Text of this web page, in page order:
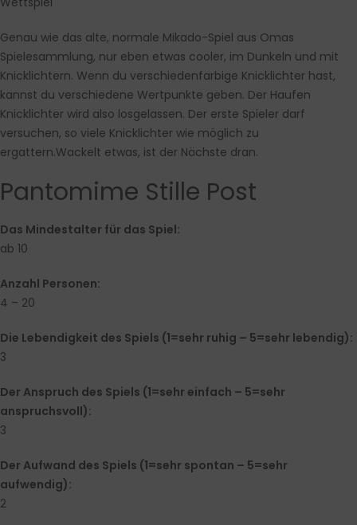
Genau wie das alte, normale Mikado-Spiel aus Omas
Spielesammlung, nur eben etwas cooler, im Dunkeln und mit
Knicklichtern. Wenn du verschiedenfarbige Knicklichter hast,
kannst du verschiedene Wertpunkte geben. Der Haufen
Knicklichter wird also losgelassen. Der erste Spieler darf
versuchen, so viele Knicklichter wie möglich zu
ergattern.Wackelt etwas, ist der Nächste dran.
Pantomime Stille Post
Das Mindestalter für das Spiel:
ab 10
Anzahl Personen:
4 – 20
Die Lebendigkeit des Spiels (1=sehr ruhig – 5=sehr lebendig):
3
Der Anspruch des Spiels (1=sehr einfach – 5=sehr
anspruchsvoll):
3
Der Aufwand des Spiels (1=sehr spontan – 5=sehr
aufwendig):
2